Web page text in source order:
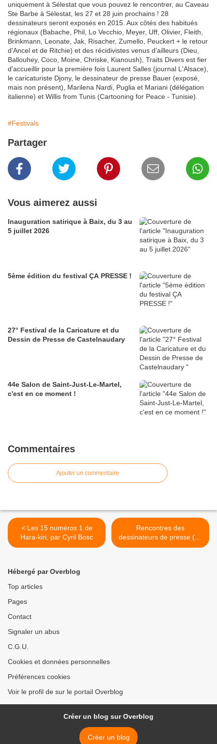
uniquement à Sélestat que vous pouvez le rencontrer, au Caveau
Ste Barbe à Sélestat, les 27 et 28 juin prochains ! 28
dessinateurs seront exposés en 2015. Aux côtés des habitués
régionaux (Babache, Phil, Lo Vecchio, Meyer, Uff, Olivier, Fleith,
Brinkmann, Leonate, Jak, Risacher, Zumello, Peuckert + le retour
d'Ancel et de Ritchie) et des récidivistes venus d'ailleurs (Dieu,
Ballouhey, Coco, Moine, Chriske, Kianoush), Traits Divers est fier
d'accueillir pour la première fois Laurent Salles (journal L'Alsace),
le caricaturiste Djony, le dessinateur de presse Bauer (exposé,
mais non présent), Marilena Nardi, Puglia et Mariani (délégation
italienne) et Willis from Tunis (Cartooning for Peace - Tunisie).
#Festivals
Partager
Vous aimerez aussi
Inauguration satirique à Baix, du 3 au
5 juillet 2026
5ème édition du festival ÇA PRESSE !
27° Festival de la Caricature et du
Dessin de Presse de Castelnaudary
44e Salon de Saint-Just-Le-Martel,
c'est en ce moment !
Commentaires
Ajouter un commentaire
< Les 15 numéros 1 de
Hara-kiri, par Cyril Bosc
Rencontres des
dessinateurs de presse (de
Caen) : des débats plus
Hébergé par Overblog
Top articles
Pages
Contact
Signaler un abus
C.G.U.
Cookies et données personnelles
Préférences cookies
Voir le profil de sur le portail Overblog
Créer un blog sur Overblog
Créer un blog